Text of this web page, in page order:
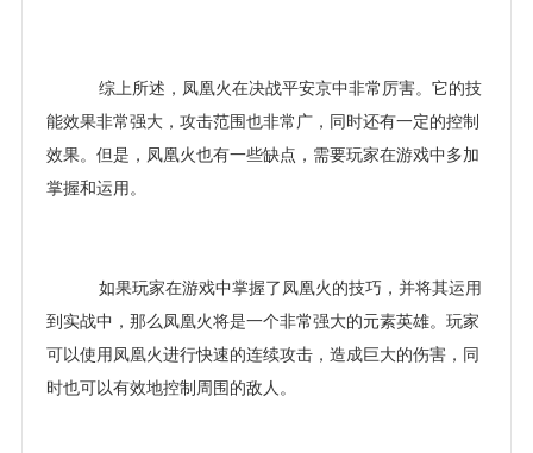
综上所述，凤凰火在决战平安京中非常厉害。它的技
能效果非常强大，攻击范围也非常广，同时还有一定的控制
效果。但是，凤凰火也有一些缺点，需要玩家在游戏中多加
掌握和运用。
如果玩家在游戏中掌握了凤凰火的技巧，并将其运用
到实战中，那么凤凰火将是一个非常强大的元素英雄。玩家
可以使用凤凰火进行快速的连续攻击，造成巨大的伤害，同
时也可以有效地控制周围的敌人。